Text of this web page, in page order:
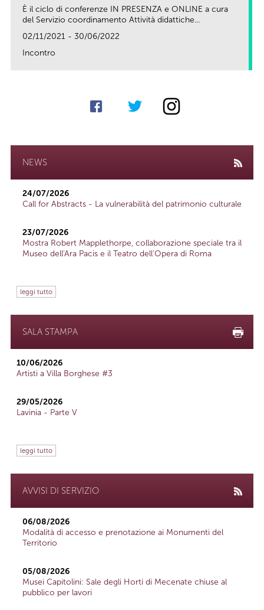
È il ciclo di conferenze IN PRESENZA e ONLINE a cura
del Servizio coordinamento Attività didattiche...
02/11/2021 - 30/06/2022
Incontro
NEWS
24/07/2026
Call for Abstracts - La vulnerabilità del patrimonio culturale
23/07/2026
Mostra Robert Mapplethorpe, collaborazione speciale tra il
Museo dell'Ara Pacis e il Teatro dell'Opera di Roma
leggi tutto
SALA STAMPA
10/06/2026
Artisti a Villa Borghese #3
29/05/2026
Lavinia - Parte V
leggi tutto
AVVISI DI SERVIZIO
06/08/2026
Modalità di accesso e prenotazione ai Monumenti del
Territorio
05/08/2026
Musei Capitolini: Sale degli Horti di Mecenate chiuse al
pubblico per lavori